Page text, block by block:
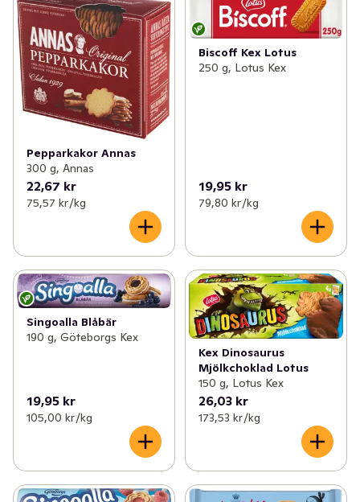
Pepparkakor Annas
300 g, Annas
22,67 kr
75,57 kr /kg
Biscoff Kex Lotus
250 g, Lotus Kex
19,95 kr
79,80 kr /kg
Singoalla Blåbär
190 g, Göteborgs Kex
19,95 kr
105,00 kr /kg
Kex Dinosaurus
Mjölkchoklad Lotus
150 g, Lotus Kex
26,03 kr
173,53 kr /kg